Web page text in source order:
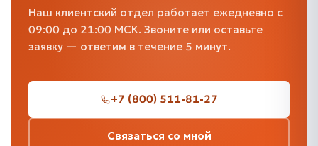
Наш клиентский отдел работает ежедневно с
09:00 до 21:00 МСК. Звоните или оставьте
заявку — ответим в течение 5 минут.
+7 (800) 511-81-27
Связаться со мной